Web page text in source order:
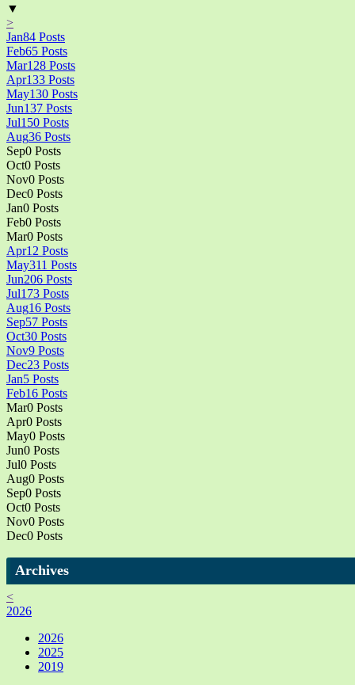
▼
>
Jan84 Posts
Feb65 Posts
Mar128 Posts
Apr133 Posts
May130 Posts
Jun137 Posts
Jul150 Posts
Aug36 Posts
Sep0 Posts
Oct0 Posts
Nov0 Posts
Dec0 Posts
Jan0 Posts
Feb0 Posts
Mar0 Posts
Apr12 Posts
May311 Posts
Jun206 Posts
Jul173 Posts
Aug16 Posts
Sep57 Posts
Oct30 Posts
Nov9 Posts
Dec23 Posts
Jan5 Posts
Feb16 Posts
Mar0 Posts
Apr0 Posts
May0 Posts
Jun0 Posts
Jul0 Posts
Aug0 Posts
Sep0 Posts
Oct0 Posts
Nov0 Posts
Dec0 Posts
Archives
<
2026
2026
2025
2019